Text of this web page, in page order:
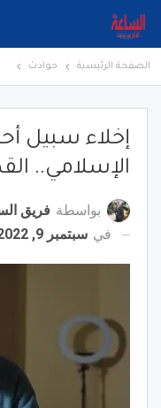
الصفحة الرئيسية حوادث
إخلاء سبيل
الإسلامي..
بواسطة فريق
في سبتمبر 9, 2022